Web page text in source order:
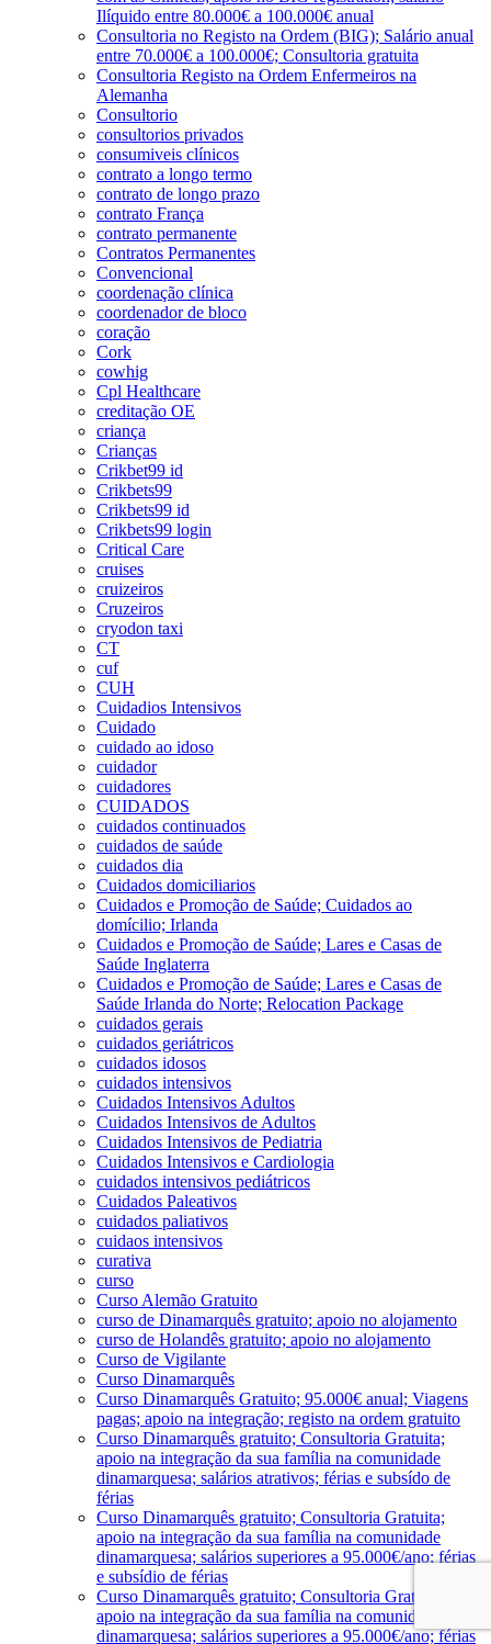
Ilíquido entre 80.000€ a 100.000€ anual
Consultoria no Registo na Ordem (BIG); Salário anual
entre 70.000€ a 100.000€; Consultoria gratuita
Consultoria Registo na Ordem Enfermeiros na
Alemanha
Consultorio
consultorios privados
consumiveis clínicos
contrato a longo termo
contrato de longo prazo
contrato França
contrato permanente
Contratos Permanentes
Convencional
coordenação clínica
coordenador de bloco
coração
Cork
cowhig
Cpl Healthcare
creditação OE
criança
Crianças
Crikbet99 id
Crikbets99
Crikbets99 id
Crikbets99 login
Critical Care
cruises
cruizeiros
Cruzeiros
cryodon taxi
CT
cuf
CUH
Cuidadios Intensivos
Cuidado
cuidado ao idoso
cuidador
cuidadores
CUIDADOS
cuidados continuados
cuidados de saúde
cuidados dia
Cuidados domiciliarios
Cuidados e Promoção de Saúde; Cuidados ao
domícilio; Irlanda
Cuidados e Promoção de Saúde; Lares e Casas de
Saúde Inglaterra
Cuidados e Promoção de Saúde; Lares e Casas de
Saúde Irlanda do Norte; Relocation Package
cuidados gerais
cuidados geriátricos
cuidados idosos
cuidados intensivos
Cuidados Intensivos Adultos
Cuidados Intensivos de Adultos
Cuidados Intensivos de Pediatria
Cuidados Intensivos e Cardiologia
cuidados intensivos pediátricos
Cuidados Paleativos
cuidados paliativos
cuidaos intensivos
curativa
curso
Curso Alemão Gratuito
curso de Dinamarquês gratuito; apoio no alojamento
curso de Holandês gratuito; apoio no alojamento
Curso de Vigilante
Curso Dinamarquês
Curso Dinamarquês Gratuito; 95.000€ anual; Viagens
pagas; apoio na integração; registo na ordem gratuito
Curso Dinamarquês gratuito; Consultoria Gratuita;
apoio na integração da sua família na comunidade
dinamarquesa; salários atrativos; férias e subsído de
férias
Curso Dinamarquês gratuito; Consultoria Gratuita;
apoio na integração da sua família na comunidade
dinamarquesa; salários superiores a 95.000€/ano; férias
e subsídio de férias
Curso Dinamarquês gratuito; Consultoria Gratuita;
apoio na integração da sua família na comunidade
dinamarquesa; salários superiores a 95.000€/ano; férias